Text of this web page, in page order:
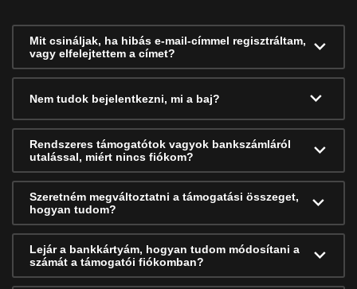
Mit csináljak, ha hibás e-mail-címmel regisztráltam,
vagy elfelejtettem a címet?
Nem tudok bejelentkezni, mi a baj?
Rendszeres támogatótok vagyok bankszámláról
utalással, miért nincs fiókom?
Szeretném megváltoztatni a támogatási összeget,
hogyan tudom?
Lejár a bankkártyám, hogyan tudom módosítani a
számát a támogatói fiókomban?